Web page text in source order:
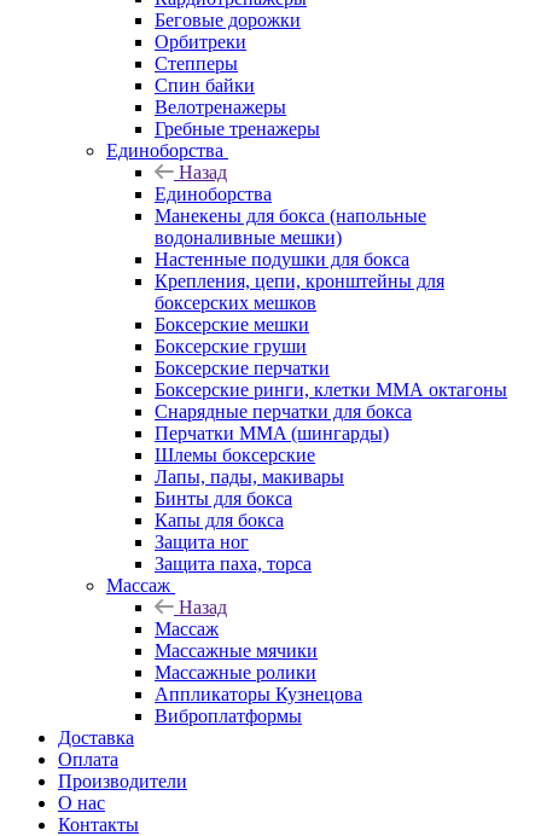
Беговые дорожки
Орбитреки
Степперы
Спин байки
Велотренажеры
Гребные тренажеры
Единоборства
Назад
Единоборства
Манекены для бокса (напольные
водоналивные мешки)
Настенные подушки для бокса
Крепления, цепи, кронштейны для
боксерских мешков
Боксерские мешки
Боксерские груши
Боксерские перчатки
Боксерские ринги, клетки ММА октагоны
Снарядные перчатки для бокса
Перчатки MMA (шингарды)
Шлемы боксерские
Лапы, пады, макивары
Бинты для бокса
Капы для бокса
Защита ног
Защита паха, торса
Массаж
Назад
Массаж
Массажные мячики
Массажные ролики
Аппликаторы Кузнецова
Виброплатформы
Доставка
Оплата
Производители
О нас
Контакты